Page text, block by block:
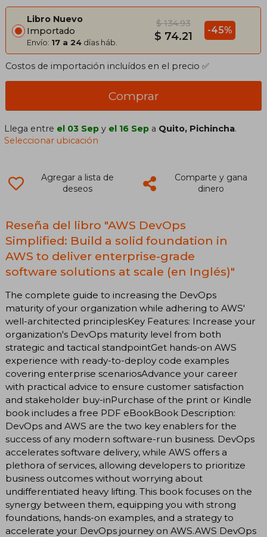
Libro Nuevo
Importado
Envío: 17 a 24 días háb.
$ 134.93
$ 74.21 -45%
Costos de importación incluídos en el precio ✅
Comprar
Llega entre el 03 Sep y el 16 Sep a Quito, Pichincha.
Seleccionar ubicación
Agregar a lista de
deseos
Comparte y gana
dinero
Reseña del libro "AWS DevOps
Simplified: Build a solid foundation in
AWS to deliver enterprise-grade
software solutions at scale (en Inglés)"
The complete guide to increasing the DevOps
maturity of your organization while adhering to AWS'
well-architected principlesKey Features: Increase your
organization's DevOps maturity level from both
strategic and tactical standpointGet hands-on AWS
experience with ready-to-deploy code examples
covering enterprise scenariosAdvance your career
with practical advice to ensure customer satisfaction
and stakeholder buy-inPurchase of the print or Kindle
book includes a free PDF eBookBook Description:
DevOps and AWS are the two key enablers for the
success of any modern software-run business. DevOps
accelerates software delivery, while AWS offers a
plethora of services, allowing developers to prioritize
business outcomes without worrying about
undifferentiated heavy lifting. This book focuses on the
synergy between them, equipping you with strong
foundations, hands-on examples, and a strategy to
accelerate your DevOps journey on AWS.AWS DevOps